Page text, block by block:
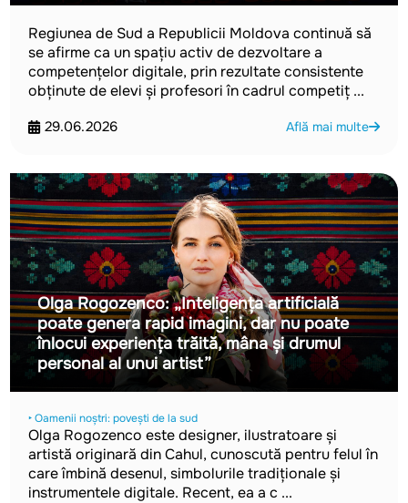
Regiunea de Sud a Republicii Moldova continuă să
se afirme ca un spațiu activ de dezvoltare a
competențelor digitale, prin rezultate consistente
obținute de elevi și profesori în cadrul competiț ...
29.06.2026 Află mai multe
Olga Rogozenco: „Inteligența artificială
poate genera rapid imagini, dar nu poate
înlocui experiența trăită, mâna și drumul
personal al unui artist”
‣ Oamenii noștri: povești de la sud
Olga Rogozenco este designer, ilustratoare și
artistă originară din Cahul, cunoscută pentru felul în
care îmbină desenul, simbolurile tradiționale și
instrumentele digitale. Recent, ea a c ...